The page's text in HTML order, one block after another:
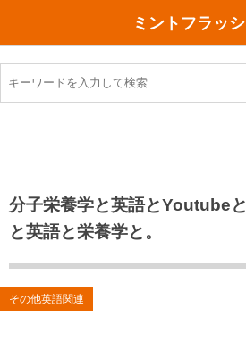
ミントフラッ
分子栄養学と英語とYoutube
と英語と栄養学と。
その他英語関連
TOEIC感想・結果
TOEIC800点への道
TOEIC（作戦・ノウハウなど）
TOEIC700点への道
今日買った本
ご朱印帳めぐり
川越（埼玉県）
沖縄
神戸
ファスティング
コスメ
ダイエット
健康あれこれ
食べ物
今日の一枚
月、星、宇宙